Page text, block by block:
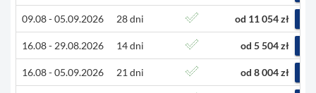
09.08 - 05.09.2026 28 dni od 11 054 zł
16.08 - 29.08.2026 14 dni od 5 504 zł
16.08 - 05.09.2026 21 dni od 8 004 zł